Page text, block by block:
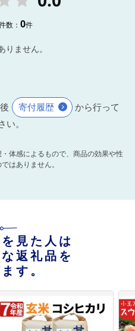
数：0件
りません。
寄付履歴
から行って
い。
体感によるもので、商品の効果や性
はありません。
見た人は
返礼品を
す。